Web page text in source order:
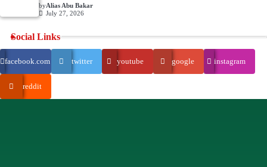
byAlias Abu Bakar
July 27, 2026
Social Links
facebook.com twitter youtube google instagram
reddit